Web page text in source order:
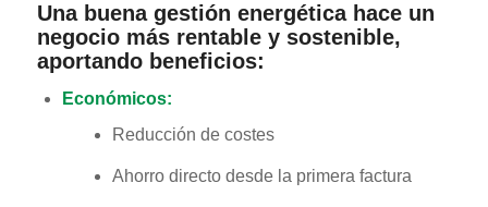
Una buena gestión energética hace un
negocio más rentable y sostenible,
aportando beneficios:
Económicos:
Reducción de costes
Ahorro directo desde la primera factura